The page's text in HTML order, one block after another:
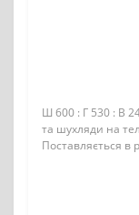
Ш 600 : Г 530 : В
та шухляди на
Поставляється в